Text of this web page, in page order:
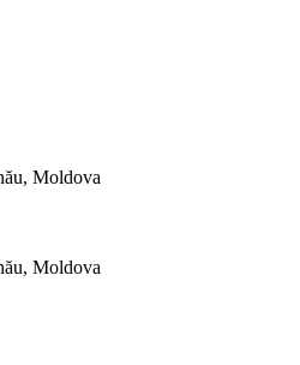
Moldova
Moldova